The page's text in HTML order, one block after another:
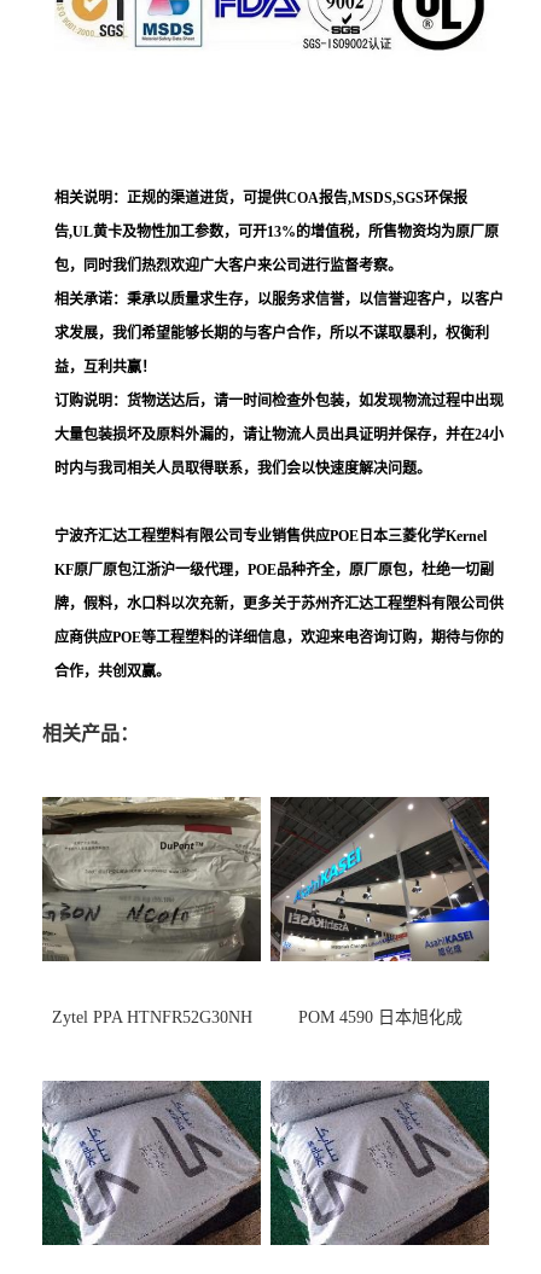
相关说明：正规的渠道进货，可提供COA报告,MSDS,SGS环保报
告,UL黄卡及物性加工参数，可开13%的增值税，所售物资均为原厂原
包，同时我们热烈欢迎广大客户来公司进行监督考察。
相关承诺：秉承以质量求生存，以服务求信誉，以信誉迎客户，以客户
求发展，我们希望能够长期的与客户合作，所以不谋取暴利，权衡利
益，互利共赢！
订购说明：货物送达后，请一时间检查外包装，如发现物流过程中出现
大量包装损坏及原料外漏的，请让物流人员出具证明并保存，并在24小
时内与我司相关人员取得联系，我们会以快速度解决问题。
宁波齐汇达工程塑料有限公司专业销售供应POE日本三菱化学Kernel
KF原厂原包江浙沪一级代理，POE品种齐全，原厂原包，杜绝一切副
牌，假料，水口料以次充新，更多关于苏州齐汇达工程塑料有限公司供
应商供应POE等工程塑料的详细信息，欢迎来电咨询订购，期待与你的
合作，共创双赢。
相关产品：
Zytel PPA HTNFR52G30NH POM 4590 日本旭化成